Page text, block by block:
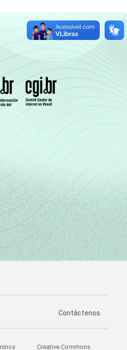
PÁGINA DE
Contáctenos
Creative Commons